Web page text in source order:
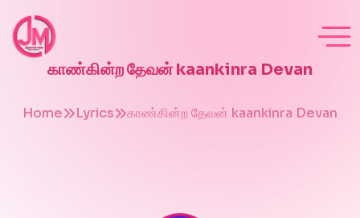
காண்கின்ற தேவன் kaankinra Devan
Home Lyrics காண்கின்ற தேவன் kaankinra Devan